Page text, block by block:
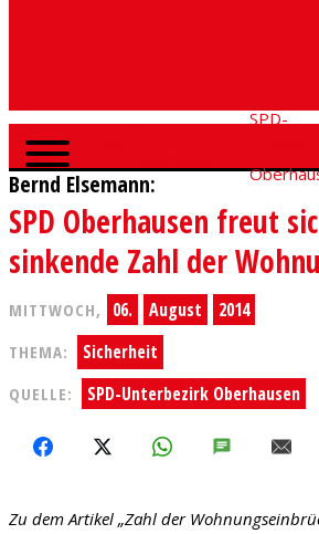
SPD-
Bernd Elsemann:
SPD Oberhausen freut
sinkende Zahl der
MITTWOCH, 06. August 2014
THEMA: Sicherheit
QUELLE: SPD-Unterbezirk Oberhausen
FACEBOOK WHATSAPP
Zu dem Artikel „Zahl der